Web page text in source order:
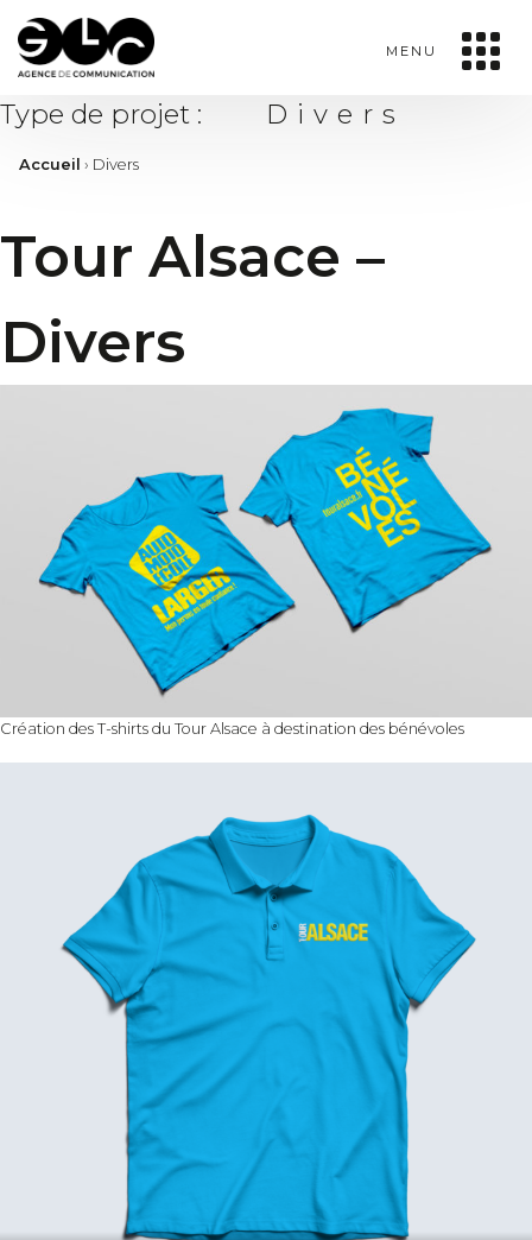
MENU
Type de projet : Divers
Accueil › Divers
Tour Alsace –
Divers
Création des T-shirts du Tour Alsace à destination des bénévoles